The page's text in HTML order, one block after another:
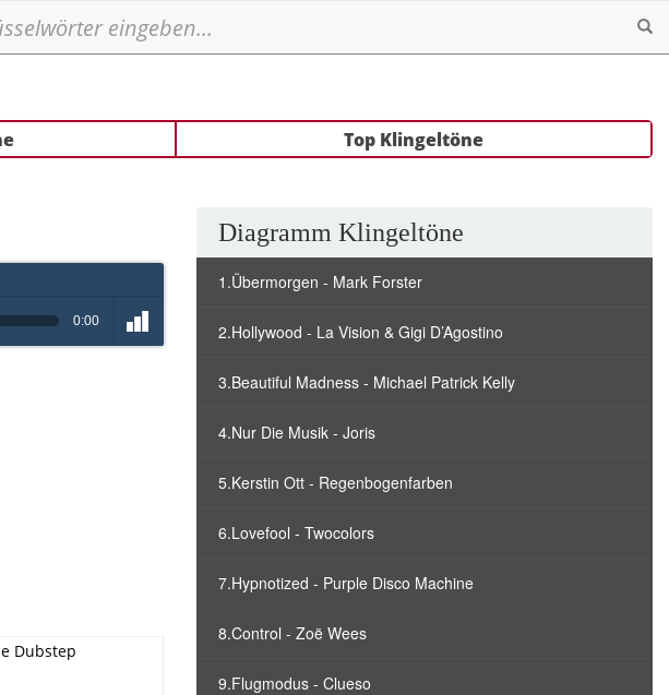
Top Klingeltöne
0:00
Dubstep
Diagramm Klingeltöne
1.Übermorgen - Mark Forster
2.Hollywood - La Vision & Gigi D’Agostino
3.Beautiful Madness - Michael Patrick Kelly
4.Nur Die Musik - Joris
5.Kerstin Ott - Regenbogenfarben
6.Lovefool - Twocolors
7.Hypnotized - Purple Disco Machine
8.Control - Zoë Wees
9.Flugmodus - Clueso